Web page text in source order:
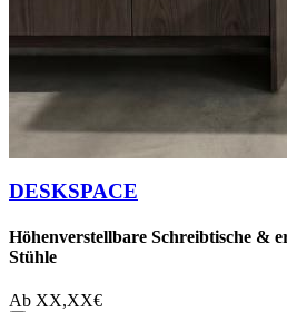
DESKSPACE
Höhenverstellbare Schreibtische &
Stühle
Ab XX,XX€